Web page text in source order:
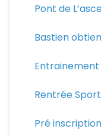
Pont de
Bastien
Entrainement
Rentrée
Pré